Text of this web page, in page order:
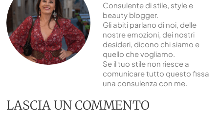
Consulente di stile, style e
beauty blogger.
Gli abiti parlano di noi, delle
nostre emozioni, dei nostri
desideri, dicono chi siamo e
quello che vogliamo.
Se il tuo stile non riesce a
comunicare tutto questo fissa
una consulenza con me.
LASCIA UN COMMENTO